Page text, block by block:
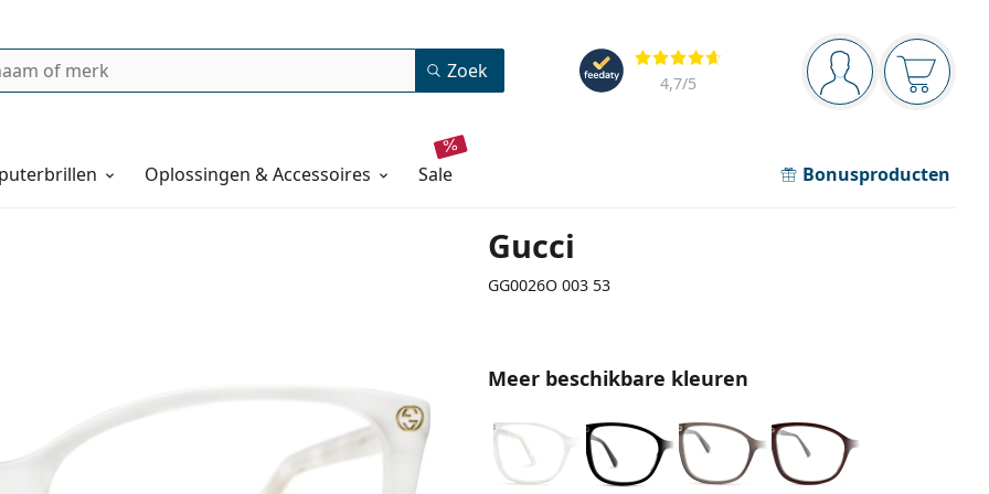
Navigatie
Je bent ingelogd
Jouw
Beoordelingen
4,7/5
Zoek
Oplossingen & Accessoires sale Bonusproducten
Gucci
GG0026O 003 53
Meer beschikbare kleuren